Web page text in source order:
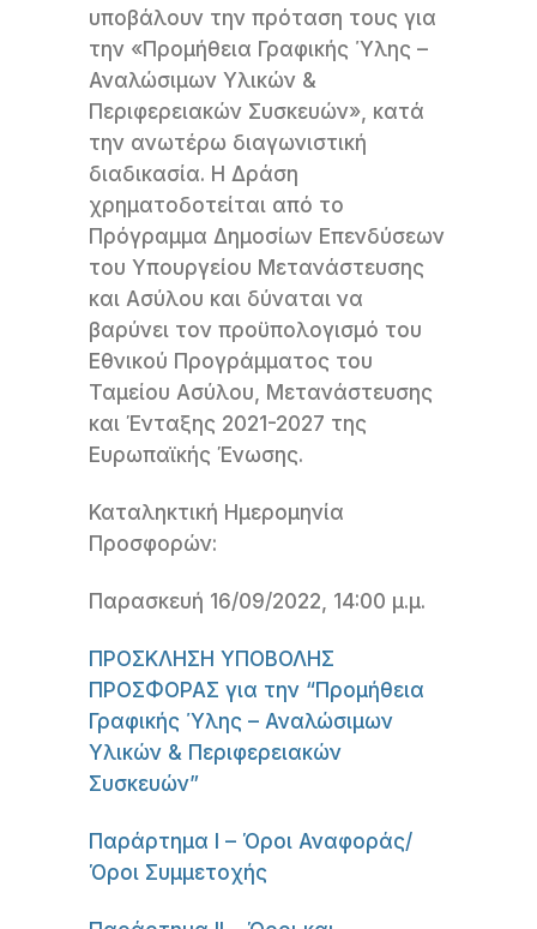
υποβάλουν την πρόταση τους για
την «Προμήθεια Γραφικής Ύλης –
Αναλώσιμων Υλικών &
Περιφερειακών Συσκευών», κατά
την ανωτέρω διαγωνιστική
διαδικασία. Η Δράση
χρηματοδοτείται από το
Πρόγραμμα Δημοσίων Επενδύσεων
του Υπουργείου Μετανάστευσης
και Ασύλου και δύναται να
βαρύνει τον προϋπολογισμό του
Εθνικού Προγράμματος του
Ταμείου Ασύλου, Μετανάστευσης
και Ένταξης 2021-2027 της
Ευρωπαϊκής Ένωσης.
Καταληκτική Ημερομηνία
Προσφορών:
Παρασκευή 16/09/2022, 14:00 μ.μ.
ΠΡΟΣΚΛΗΣΗ ΥΠΟΒΟΛΗΣ
ΠΡΟΣΦΟΡΑΣ για την “Προμήθεια
Γραφικής Ύλης – Αναλώσιμων
Υλικών & Περιφερειακών
Συσκευών”
Παράρτημα I – Όροι Αναφοράς/
Όροι Συμμετοχής